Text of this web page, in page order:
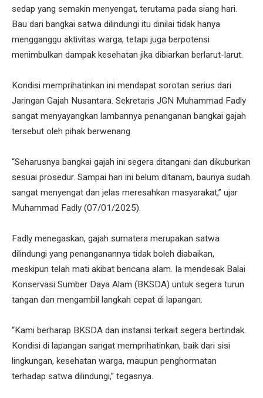
sedap yang semakin menyengat, terutama pada siang hari.
Bau dari bangkai satwa dilindungi itu dinilai tidak hanya
mengganggu aktivitas warga, tetapi juga berpotensi
menimbulkan dampak kesehatan jika dibiarkan berlarut-larut.
‎Kondisi memprihatinkan ini mendapat sorotan serius dari
Jaringan Gajah Nusantara. Sekretaris JGN Muhammad Fadly
sangat menyayangkan lambannya penanganan bangkai gajah
tersebut oleh pihak berwenang.
‎“Seharusnya bangkai gajah ini segera ditangani dan dikuburkan
sesuai prosedur. Sampai hari ini belum ditanam, baunya sudah
sangat menyengat dan jelas meresahkan masyarakat,” ujar
Muhammad Fadly (07/01/2025).
‎Fadly menegaskan, gajah sumatera merupakan satwa
dilindungi yang penanganannya tidak boleh diabaikan,
meskipun telah mati akibat bencana alam. Ia mendesak Balai
Konservasi Sumber Daya Alam (BKSDA) untuk segera turun
tangan dan mengambil langkah cepat di lapangan.
‎“Kami berharap BKSDA dan instansi terkait segera bertindak.
Kondisi di lapangan sangat memprihatinkan, baik dari sisi
lingkungan, kesehatan warga, maupun penghormatan
terhadap satwa dilindungi,” tegasnya.